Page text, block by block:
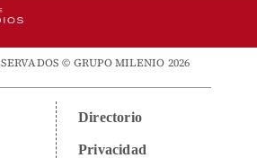
© GRUPO MILENIO 2026
Directorio
Privacidad